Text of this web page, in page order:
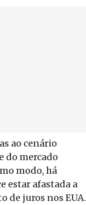
ao cenário
do mercado
modo, há
estar afastada a
de juros nos EUA.